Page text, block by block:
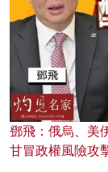
鄧飛：俄烏、美
甘冒政權風險攻